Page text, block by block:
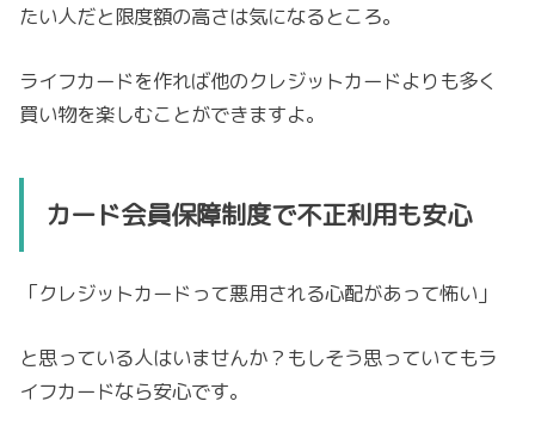
たい人だと限度額の高さは気になるところ。
ライフカードを作れば他のクレジットカードよりも多く
買い物を楽しむことができますよ。
カード会員保障制度で不正利用も安心
「クレジットカードって悪用される心配があって怖い」
と思っている人はいませんか？もしそう思っていてもラ
イフカードなら安心です。